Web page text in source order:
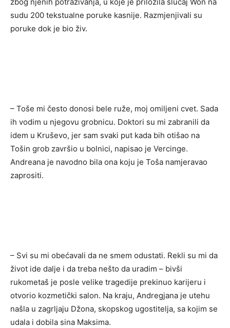
sudu 200 tekstualne poruke kasnije. Razmjenjivali su
poruke dok je bio živ.
– Toše mi često donosi bele ruže, moj omiljeni cvet. Sada
ih vodim u njegovu grobnicu. Doktori su mi zabranili da
idem u Kruševo, jer sam svaki put kada bih otišao na
Tošin grob završio u bolnici, napisao je Vercinge.
Andreana je navodno bila ona koju je Toša namjeravao
zaprositi.
– Svi su mi obećavali da ne smem odustati. Rekli su mi da
život ide dalje i da treba nešto da uradim – bivši
rukometaš je posle velike tragedije prekinuo karijeru i
otvorio kozmetički salon. Na kraju, Andregjana je utehu
našla u zagrljaju Džona, skopskog ugostitelja, sa kojim se
udala i dobila sina Maksima.